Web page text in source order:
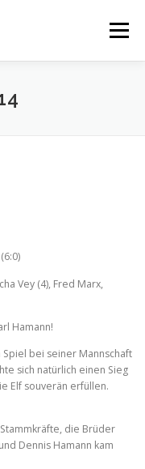
Menü
Vey (4), Fred Marx,
Hamann!
bei seiner Mannschaft
sich natürlich einen Sieg
Elf souverän erfüllen.
die Brüder
Dennis Hamann kam